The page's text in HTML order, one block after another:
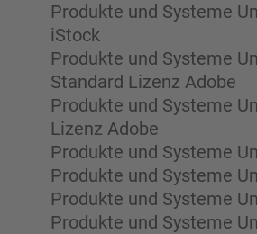
Produkte und Systeme
iStock
Produkte und Systeme
Standard Lizenz Adobe
Produkte und Systeme
Lizenz Adobe
Produkte und Systeme
Produkte und Systeme
Produkte und Systeme
Produkte und Systeme